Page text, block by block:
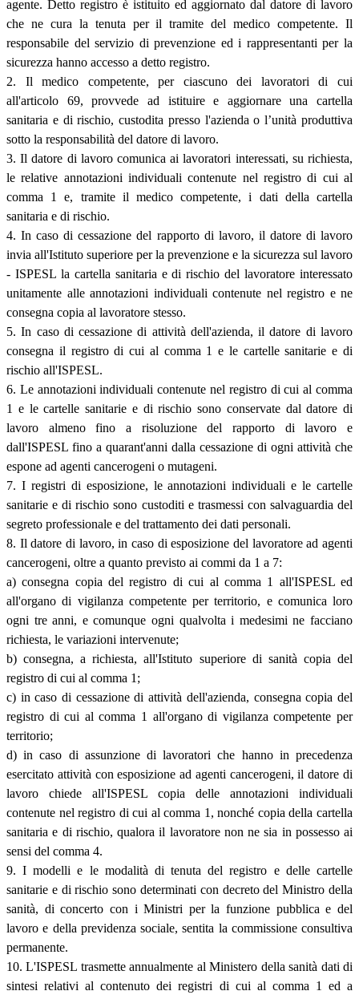
agente. Detto registro è istituito ed aggiornato dal datore di lavoro
che ne cura la tenuta per il tramite del medico competente. Il
responsabile del servizio di prevenzione ed i rappresentanti per la
sicurezza hanno accesso a detto registro.
2. Il medico competente, per ciascuno dei lavoratori di cui
all'articolo 69, provvede ad istituire e aggiornare una cartella
sanitaria e di rischio, custodita presso l'azienda o l’unità produttiva
sotto la responsabilità del datore di lavoro.
3. Il datore di lavoro comunica ai lavoratori interessati, su richiesta,
le relative annotazioni individuali contenute nel registro di cui al
comma 1 e, tramite il medico competente, i dati della cartella
sanitaria e di rischio.
4. In caso di cessazione del rapporto di lavoro, il datore di lavoro
invia all'Istituto superiore per la prevenzione e la sicurezza sul lavoro
- ISPESL la cartella sanitaria e di rischio del lavoratore interessato
unitamente alle annotazioni individuali contenute nel registro e ne
consegna copia al lavoratore stesso.
5. In caso di cessazione di attività dell'azienda, il datore di lavoro
consegna il registro di cui al comma 1 e le cartelle sanitarie e di
rischio all'ISPESL.
6. Le annotazioni individuali contenute nel registro di cui al comma
1 e le cartelle sanitarie e di rischio sono conservate dal datore di
lavoro almeno fino a risoluzione del rapporto di lavoro e
dall'ISPESL fino a quarant'anni dalla cessazione di ogni attività che
espone ad agenti cancerogeni o mutageni.
7. I registri di esposizione, le annotazioni individuali e le cartelle
sanitarie e di rischio sono custoditi e trasmessi con salvaguardia del
segreto professionale e del trattamento dei dati personali.
8. Il datore di lavoro, in caso di esposizione del lavoratore ad agenti
cancerogeni, oltre a quanto previsto ai commi da 1 a 7:
a) consegna copia del registro di cui al comma 1 all'ISPESL ed
all'organo di vigilanza competente per territorio, e comunica loro
ogni tre anni, e comunque ogni qualvolta i medesimi ne facciano
richiesta, le variazioni intervenute;
b) consegna, a richiesta, all'Istituto superiore di sanità copia del
registro di cui al comma 1;
c) in caso di cessazione di attività dell'azienda, consegna copia del
registro di cui al comma 1 all'organo di vigilanza competente per
territorio;
d) in caso di assunzione di lavoratori che hanno in precedenza
esercitato attività con esposizione ad agenti cancerogeni, il datore di
lavoro chiede all'ISPESL copia delle annotazioni individuali
contenute nel registro di cui al comma 1, nonché copia della cartella
sanitaria e di rischio, qualora il lavoratore non ne sia in possesso ai
sensi del comma 4.
9. I modelli e le modalità di tenuta del registro e delle cartelle
sanitarie e di rischio sono determinati con decreto del Ministro della
sanità, di concerto con i Ministri per la funzione pubblica e del
lavoro e della previdenza sociale, sentita la commissione consultiva
permanente.
10. L'ISPESL trasmette annualmente al Ministero della sanità dati di
sintesi relativi al contenuto dei registri di cui al comma 1 ed a